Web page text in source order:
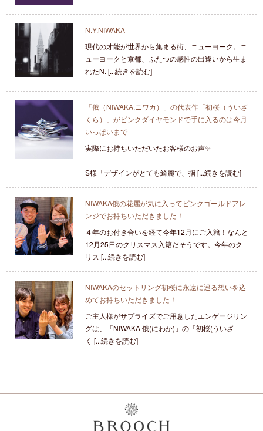
N.Y.NIWAKA
現代の才能が世界から集まる街、ニューヨーク。ニ
ューヨークと京都、ふたつの感性の出逢いから生ま
れたN. [...続きを読む]
「俄（NIWAKA,ニワカ）」の代表作「初桜（ういざ
くら）」がピンクダイヤモンドで手に入るのは今月
いっぱいまで
実際にお持ちいただいたお客様のお声✨
S様「デザインがとても綺麗で、指 [...続きを読む]
NIWAKA俄の花麗が気に入ってピンクゴールドアレ
ンジでお持ちいただきました！
４年のお付き合いを経て今年12月にご入籍！なんと
12月25日のクリスマス入籍だそうです。今年のク
リス [...続きを読む]
NIWAKAのセットリング初桜に永遠に巡る想いを込
めてお持ちいただきました！
ご主人様がサプライズでご用意したエンゲージリン
グは、「NIWAKA 俄(にわか)」の「初桜(ういざ
く [...続きを読む]